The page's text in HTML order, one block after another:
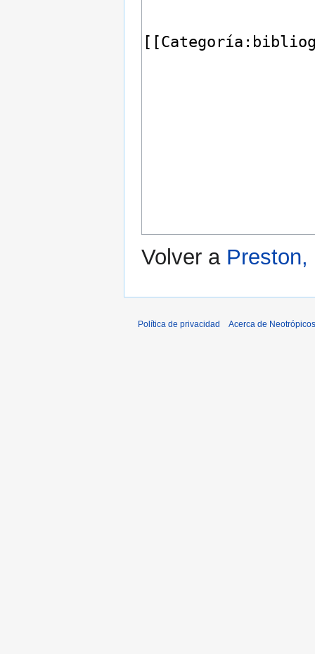
Volver a Preston,
Política de privacidad Acerca de Neotrópicos